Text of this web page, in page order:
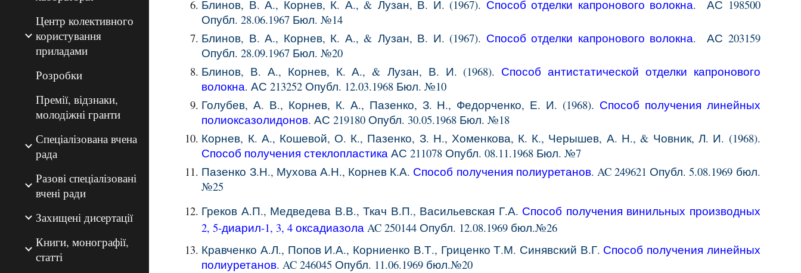
Центр колективного
користування
приладами
Розробки
Премії, відзнаки,
молодіжні гранти
Спеціалізована вчена
рада
Разові спеціалізовані
вчені ради
Захищені дисертації
Книги, монографії,
статті
Блинов, В. А., Корнев, К. А., & Лузан, В. И. (1967). Способ отделки капронового волокна. АС 198500
Опубл.28.06.1967 Бюл. №14
Блинов, В. А., Корнев, К. А., & Лузан, В. И. (1967). Способ отделки капронового волокна. АС 203159
Опубл. 28.09.1967 Бюл. №20
Блинов, В. А., Корнев, К. А., & Лузан, В. И. (1968). Способ антистатической отделки капронового
волокна. АС213252 Опубл. 12.03.1968 Бюл. №10
Голубев, А. В., Корнев, К. А., Пазенко, З. Н., Федорченко, Е. И. (1968). Способ получения линейных
полиоксазолидонов. АС219180 Опубл. 30.05.1968 Бюл. №18
Корнев, К. А., Кошевой, О. К., Пазенко, З. Н., Хоменкова, К. К., Черышев, А. Н., & Човник, Л. И. (1968).
Способ получения стеклопластика АС 211078 Опубл. 08.11.1968 Бюл. №7
Пазенко З.Н., Мухова А.Н., Корнев К.А. Способ получения полиуретанов. AC 249621 Опубл. 5.08.1969 бюл.
№25
Греков А.П., Медведева В.В., Ткач В.П., Васильевская Г.А. Способ получения винильных производных
2, 5-диарил-1, 3, 4 оксадиазола AC 250144 Опубл. 12.08.1969 бюл.№26
Кравченко А.Л., Попов И.А., Корниенко В.Т., Гриценко Т.М. Синявский В.Г. Способ получения линейных
полиуретанов. AC 246045 Опубл. 11.06.1969 бюл.№20